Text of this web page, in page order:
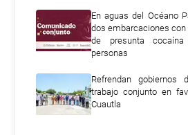
En aguas del Océano
dos embarcaciones
de presunta
personas
Refrendan
trabajo conjunto en
Cuautla